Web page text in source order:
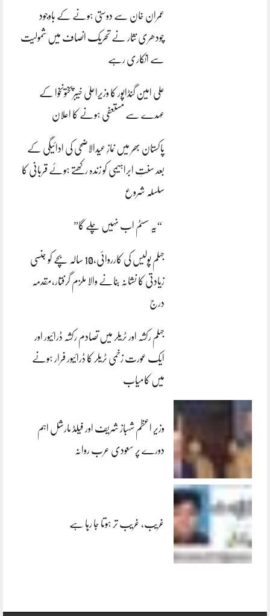
عمران خان سے دوستی ہونے کے باوجود
چودھری نثار نے تحریک انصاف میں شمولیت
سے انکاری رہے
علی امین گنڈاپور کا وزیراعلیٰ خیبرپختونخوا کے
عہدے سے مستعفی ہونے کا اعلان
پاکستان بھر میں نمازِ عیدالاضحی کی ادائیگی کے
بعد سنتِ ابراہیمی کو زندہ رکھتے ہوئے قربانی کا
سلسلہ شروع
“یہ سسٹم اب نہیں چلے گا”
جہلم پولیس کی کارروائی،10 سالہ بچے کو جنسی
زیادتی کا نشانہ بنانے والا ملزم گرفتار،مقدمہ
درج
جہلم رکشہ اور ٹریلر میں تصادم رکشہ ڈرائیور اور
ایک عورت زخمی ٹریلر کا ڈرائیور فرار ہونے
میں کامیاب
وزیر اعظم شہباز شریف اور فیلڈ مارشل اہم
دورے پر سعودی عرب روانہ
غریب، غریب تر ہوتا جا رہا ہے